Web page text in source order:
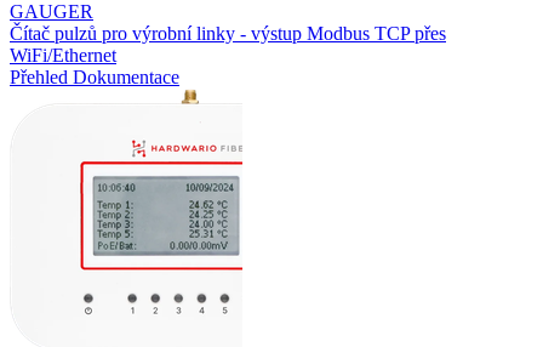
GAUGER
Čítač pulzů pro výrobní linky - výstup Modbus TCP přes
WiFi/Ethernet
Přehled Dokumentace